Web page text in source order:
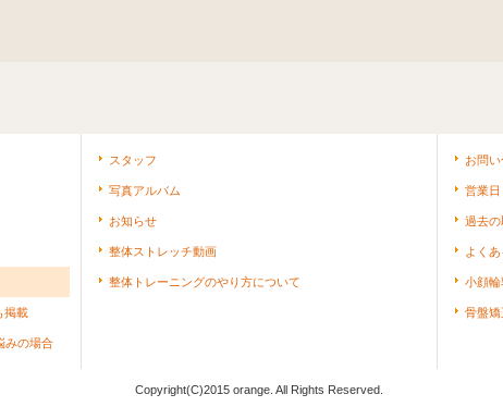
掲載
みの場合
スタッフ
写真アルバム
お知らせ
整体ストレッチ動画
整体トレーニングのやり方について
お問
営業日
過去の
よく
小顔
骨盤
Copyright(C)2015 orange. All Rights Reserved.